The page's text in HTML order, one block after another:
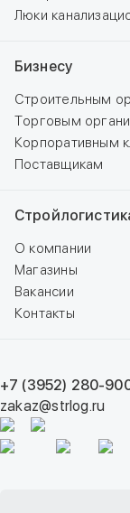
Люки
Бизнесу
Строительным
Торговым
Корпоративным
Поставщикам
О компании
Магазины
Вакансии
Контакты
+7 (3952) 280-
zakaz@strlog.ru